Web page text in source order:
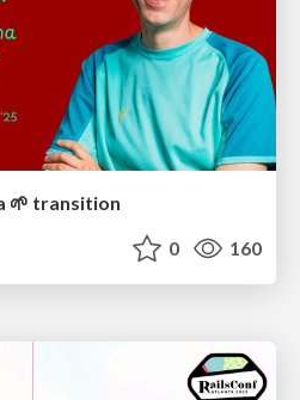
🌱 transition
0 160